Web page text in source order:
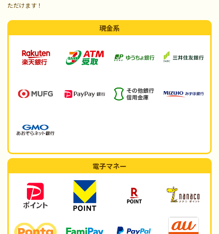
ただけます！
現金系
電子マネー